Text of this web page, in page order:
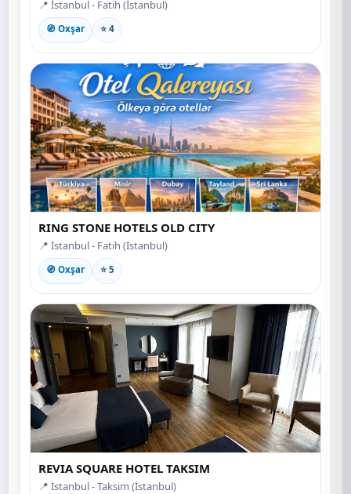
📍 İstanbul - Fatih (İstanbul)
🧭 Oxşar ⭐ 4
RING STONE HOTELS OLD CITY
📍 İstanbul - Fatih (İstanbul)
🧭 Oxşar ⭐ 5
REVIA SQUARE HOTEL TAKSIM
📍 İstanbul - Taksim (İstanbul)